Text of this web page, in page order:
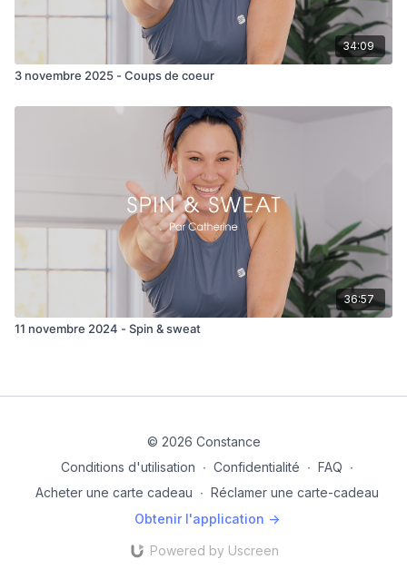
34:09
3 novembre 2025 - Coups de coeur
36:57
11 novembre 2024 - Spin & sweat
© 2026 Constance
Conditions d'utilisation ∙ Confidentialité ∙ FAQ ∙
Acheter une carte cadeau ∙ Réclamer une carte-cadeau
Obtenir l'application ->
Powered by Uscreen